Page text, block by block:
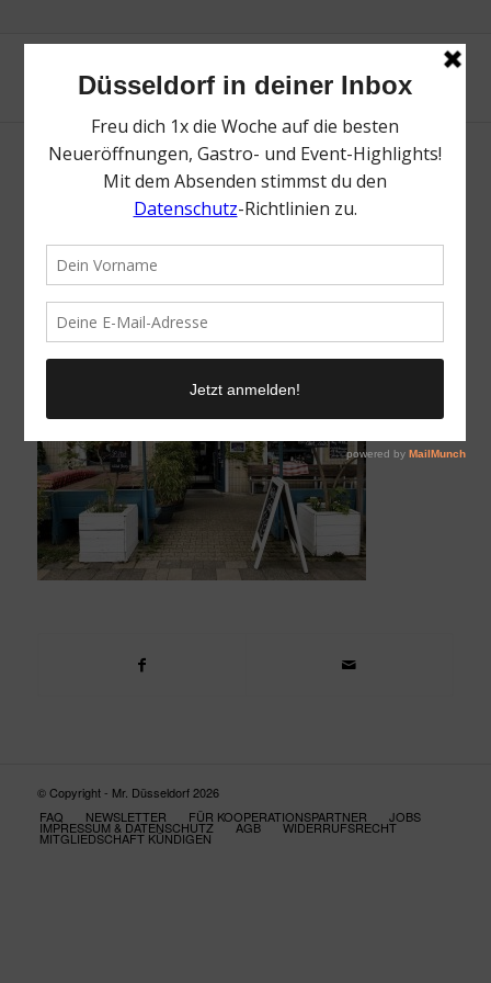
Beethoven | Die besten Läden zum
Düsseldorf | Foto: Beethoven
© Copyright - Mr. Düsseldorf 2026
FAQ
NEWSLETTER FÜR KOOPERATIONSPARTNER JOBS
IMPRESSUM & DATENSCHUTZ AGB WIDERRUFSRECHT
MITGLIEDSCHAFT KÜNDIGEN